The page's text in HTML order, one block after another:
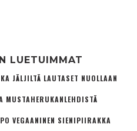
LUETUIMMAT
JÄLJILTÄ LAUTASET NUOLLAAN
MUSTAHERUKANLEHDISTÄ
VEGAANINEN SIENIPIIRAKKA